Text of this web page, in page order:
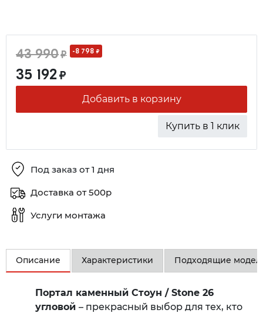
43 990₽ -8 798 ₽
35 192₽
Добавить в корзину
Купить в 1 клик
Под заказ от 1 дня
Доставка от 500р
Услуги монтажа
Описание Характеристики Подходящие
Портал каменный Стоун / Stone 26
угловой – прекрасный выбор для тех, кто